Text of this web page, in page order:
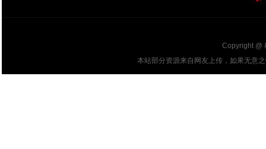
Copyright @
本站部分资源来自网友上传，如果无意